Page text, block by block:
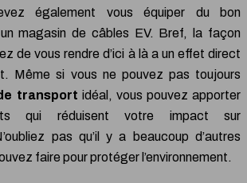
également vous équiper du bon
magasin de câbles EV. Bref, la façon
de vous rendre d’ici à là a un effet direct
Même si vous ne pouvez pas toujours
transport idéal, vous pouvez apporter
qui réduisent votre impact sur
pas qu’il y a beaucoup d’autres
faire pour protéger l’environnement.